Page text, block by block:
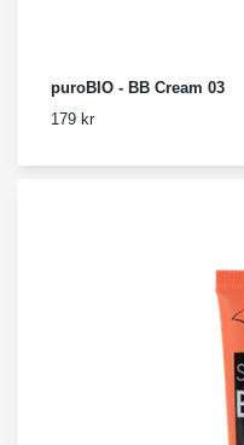
puroBIO - BB Cream 03
179 kr